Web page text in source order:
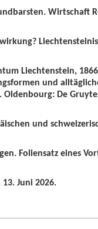
Wirtschaft
Liechtenstein,
und
De
und
Foliensatz eines
Juni 2026.